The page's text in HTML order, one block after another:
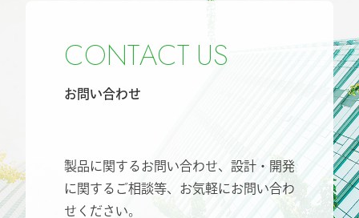
CONTACT US
お問い合わせ
製品に関するお問い合わせ、設計・開発
に関するご相談等、 お気軽にお問い合わ
せください。